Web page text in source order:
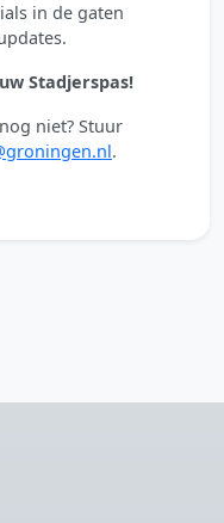
in de gaten
Stadjerspas!
niet? Stuur
.